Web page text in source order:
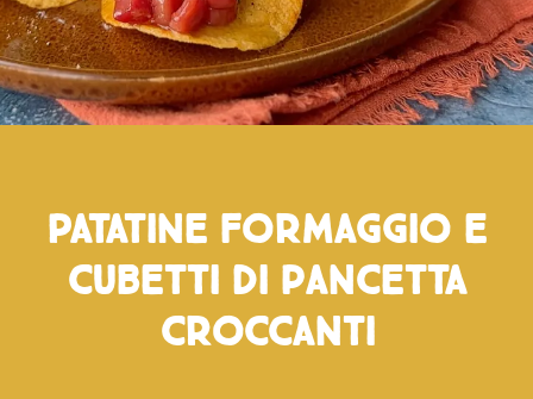
Patatine formaggio e
cubetti di pancetta
croccanti